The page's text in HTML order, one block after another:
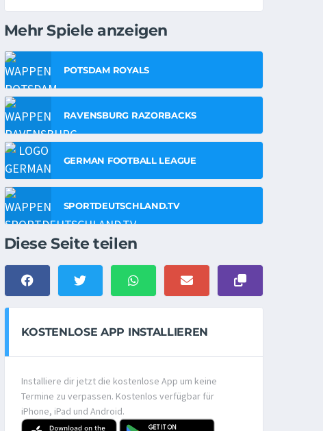
Mehr Spiele anzeigen
POTSDAM ROYALS
RAVENSBURG RAZORBACKS
GERMAN FOOTBALL LEAGUE
SPORTDEUTSCHLAND.TV
Diese Seite teilen
KOSTENLOSE APP INSTALLIEREN
Installiere dir jetzt die kostenlose App um keine
Termine zu verpassen. Kostenlos verfügbar für
iPhone, iPad und Android.